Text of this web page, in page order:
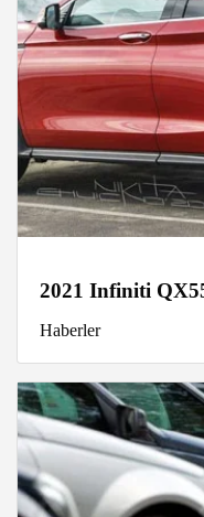
2021 Infiniti
Haberler